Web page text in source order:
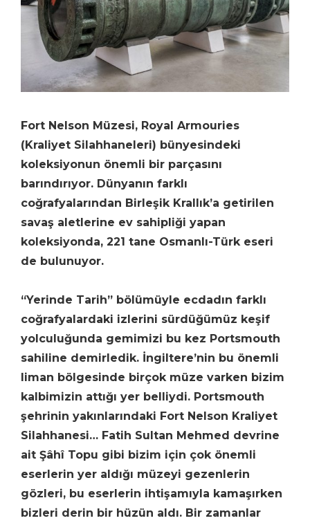
Fort Nelson Müzesi, Royal Armouries
(Kraliyet Silahhaneleri) bünyesindeki
koleksiyonun önemli bir parçasını
barındırıyor. Dünyanın farklı
coğrafyalarından Birleşik Krallık’a getirilen
savaş aletlerine ev sahipliği yapan
koleksiyonda, 221 tane Osmanlı-Türk eseri
de bulunuyor.
“Yerinde Tarih” bölümüyle ecdadın farklı
coğrafyalardaki izlerini sürdüğümüz keşif
yolculuğunda gemimizi bu kez Portsmouth
sahiline demirledik. İngiltere’nin bu önemli
liman bölgesinde birçok müze varken bizim
kalbimizin attığı yer belliydi. Portsmouth
şehrinin yakınlarındaki Fort Nelson Kraliyet
Silahhanesi… Fatih Sultan Mehmed devrine
ait Şâhî Topu gibi bizim için çok önemli
eserlerin yer aldığı müzeyi gezenlerin
gözleri, bu eserlerin ihtişamıyla kamaşırken
bizleri derin bir hüzün aldı. Bir zamanlar